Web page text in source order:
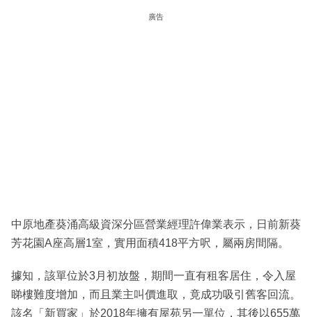
廣告
中原地產葵涌高級資深分區營業經理許偉業表示，日前新葵
芳花園A座高層1室，實用面積418平方呎，屬兩房間隔。
據知，該單位於3月初放盤，期間一直有租客居住，令入屋
睇樓難度增加，而且業主叫價進取，竟成功吸引舊客回流。
該名「新買家」於2018年擁有屋苑另一單位，其後以655萬